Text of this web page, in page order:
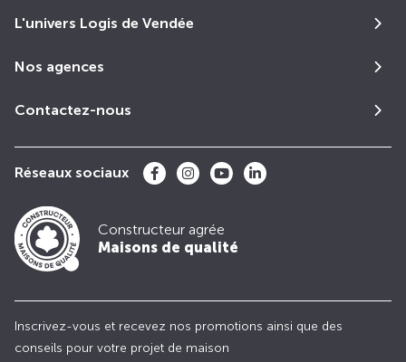
L'univers Logis de Vendée
Nos agences
Contactez-nous
Réseaux sociaux
Constructeur agrée
Maisons de qualité
Inscrivez-vous et recevez nos promotions ainsi que des
conseils pour votre projet de maison